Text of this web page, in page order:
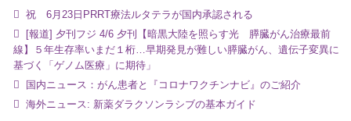
祝 6月23日PRRT療法ルタテラが国内承認される
[報道] 夕刊フジ 4/6 夕刊【暗黒大陸を照らす光 膵臓がん治療最前
線】５年生存率いまだ１桁…早期発見が難しい膵臓がん、遺伝子変異に
基づく「ゲノム医療」に期待」
国内ニュース：がん患者と『コロナワクチンナビ』のご紹介
海外ニュース: 新薬ダラクソンラシブの基本ガイド